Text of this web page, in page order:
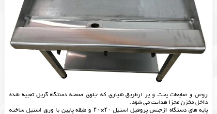
روغن و ضایعات پخت و پز ازطریق شیاری که جلوی صفحه دستگاه گریل تعبیه شده
داخل مخزن مجزا هدایت می شود.
پایه های دستگاه ازجنس پروفیل استیل ۴۰×۴۰ و طبقه پایین با ورق استیل ساخته